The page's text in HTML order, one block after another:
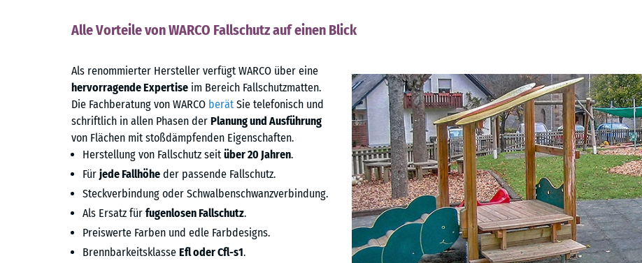
Alle Vorteile von WARCO Fallschutz auf einen Blick
Als renommierter Hersteller verfügt WARCO über eine
hervorragende Expertise im Bereich Fallschutzmatten.
Die Fachberatung von WARCO berät Sie telefonisch und
schriftlich in allen Phasen der Planung und Ausführung
von Flächen mit stoßdämpfenden Eigenschaften.
Herstellung von Fallschutz seit über 20 Jahren.
Für jede Fallhöhe der passende Fallschutz.
Steckverbindung oder Schwalbenschwanzverbindung.
Als Ersatz für fugenlosen Fallschutz.
Preiswerte Farben und edle Farbdesigns.
Brennbarkeitsklasse Efl oder Cfl-s1.